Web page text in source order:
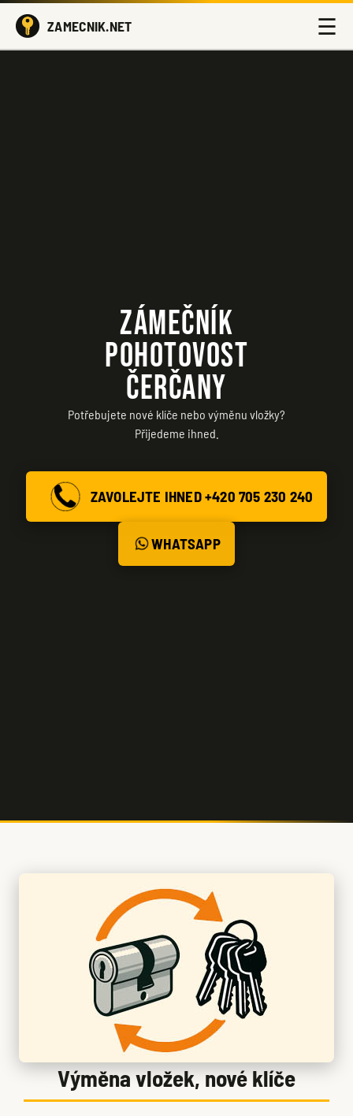
ZAMECNIK.NET ☰
ZÁMEČNÍK
POHOTOVOST
ČERČANY
Potřebujete nové klíče nebo výměnu vložky?
Přijedeme ihned.
ZAVOLEJTE IHNED +420 705 230 240
WHATSAPP
Výměna vložek, nové klíče